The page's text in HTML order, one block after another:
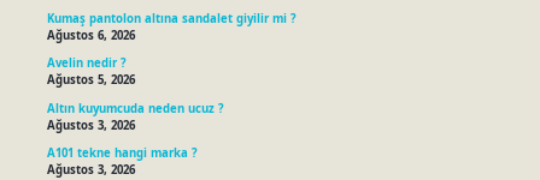
Kumaş pantolon altına sandalet giyilir mi ?
Ağustos 6, 2026
Avelin nedir ?
Ağustos 5, 2026
Altın kuyumcuda neden ucuz ?
Ağustos 3, 2026
A101 tekne hangi marka ?
Ağustos 3, 2026